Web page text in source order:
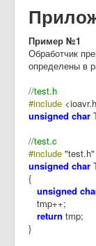
Пример №1
Обработчик
определены в
//test.h
#include
unsigned char
//test.c
#include "test.h"
unsigned char
{
unsigned
tmp++;
return tmp;
}